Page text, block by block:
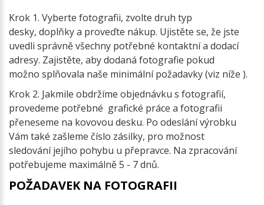
Krok 1. Vyberte fotografii, zvolte druh typ
desky, doplňky a proveďte nákup. Ujistěte se, že jste
uvedli správně všechny potřebné kontaktní a dodací
adresy. Zajistěte, aby dodaná fotografie pokud
možno splňovala naše minimální požadavky (viz níže ).
Krok 2. Jakmile obdržíme objednávku s fotografií,
provedeme potřebné grafické práce a fotografii
přeneseme na kovovou desku. Po odeslání výrobku
Vám také zašleme číslo zásilky, pro možnost
sledování jejího pohybu u přepravce. Na zpracování
potřebujeme maximálně 5 - 7 dnů.
POŽADAVEK NA FOTOGRAFII